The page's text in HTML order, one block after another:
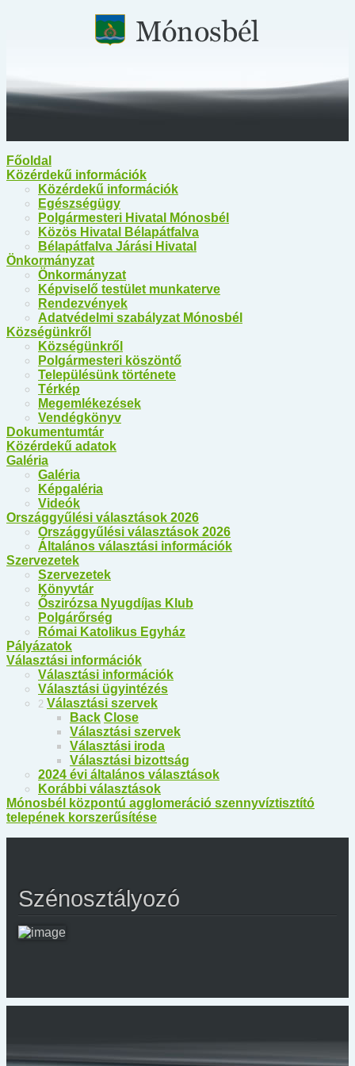
Főoldal
Közérdekű információk
Közérdekű információk
Egészségügy
Polgármesteri Hivatal Mónosbél
Közös Hivatal Bélapátfalva
Bélapátfalva Járási Hivatal
Önkormányzat
Önkormányzat
Képviselő testület munkaterve
Rendezvények
Adatvédelmi szabályzat Mónosbél
Községünkről
Községünkről
Polgármesteri köszöntő
Településünk története
Térkép
Megemlékezések
Vendégkönyv
Dokumentumtár
Közérdekű adatok
Galéria
Galéria
Képgaléria
Videók
Országgyűlési választások 2026
Országgyűlési választások 2026
Általános választási információk
Szervezetek
Szervezetek
Könyvtár
Őszirózsa Nyugdíjas Klub
Polgárőrség
Római Katolikus Egyház
Pályázatok
Választási információk
Választási információk
Választási ügyintézés
2 Választási szervek
Back Close
Választási szervek
Választási iroda
Választási bizottság
2024 évi általános választások
Korábbi választások
Mónosbél központú agglomeráció szennyvíztisztító
telepének korszerűsítése
Szénosztályozó